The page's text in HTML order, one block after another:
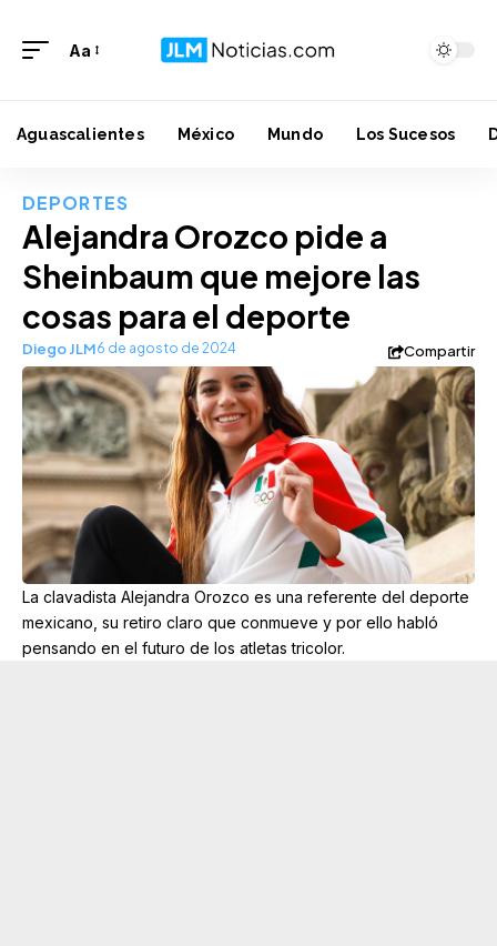
Aa
Aguascalientes México Mundo Los Sucesos
DEPORTES
Alejandra Orozco pide a
Sheinbaum que mejore las
cosas para el deporte
Diego JLM6 de agosto de 2024 Compartir
La clavadista Alejandra Orozco es una referente del deporte
mexicano, su retiro claro que conmueve y por ello habló
pensando en el futuro de los atletas tricolor.